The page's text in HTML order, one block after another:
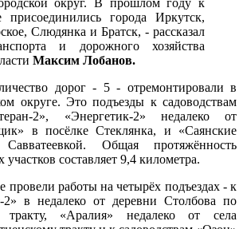
округ. В прошлом году к
города Иркутск,
Слюдянка и Братск, - рассказал
и дорожного хозяйства
Максим Лобанов.
дорог - 5 - отремонтировали в
округе. Это подъезды к садоводствам
2», «Энергетик-2» недалеко от
в посёлке Стеклянка, и «Саянские
Общая протяжённость
составляет 9,4 километра.
провели работы на четырёх подъездах - к
в недалеко от деревни Столбова по
тракту, «Аралия» недалеко от села